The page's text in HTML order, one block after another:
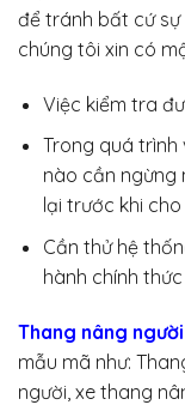
để tránh bất cứ
chúng tôi xin có
Việc kiểm tra
Trong quá
nào cần ngừng
lại trước khi
Cần thử hệ
hành chính
Thang nâng người
mẫu mã như:
người, xe thang